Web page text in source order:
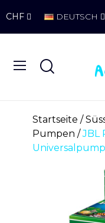
CHF DEUTSCH
Startseite
Pumpen
JBL